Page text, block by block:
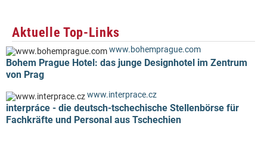
Aktuelle Top-Links
www.bohemprague.com
Bohem Prague Hotel: das junge Designhotel im Zentrum
von Prag
www.interprace.cz
interpráce - die deutsch-tschechische Stellenbörse für
Fachkräfte und Personal aus Tschechien